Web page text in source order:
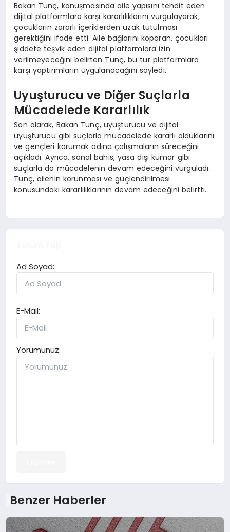
Bakan Tunç, konuşmasında aile yapısını tehdit eden
dijital platformlara karşı kararlılıklarını vurgulayarak,
çocukların zararlı içeriklerden uzak tutulması
gerektiğini ifade etti. Aile bağlarını koparan, çocukları
şiddete teşvik eden dijital platformlara izin
verilmeyeceğini belirten Tunç, bu tür platformlara
karşı yaptırımların uygulanacağını söyledi.
Uyuşturucu ve Diğer Suçlarla
Mücadelede Kararlılık
Son olarak, Bakan Tunç, uyuşturucu ve dijital
uyuşturucu gibi suçlarla mücadelede kararlı olduklarını
ve gençleri korumak adına çalışmaların süreceğini
açıkladı. Ayrıca, sanal bahis, yasa dışı kumar gibi
suçlarla da mücadelenin devam edeceğini vurguladı.
Tunç, ailenin korunması ve güçlendirilmesi
konusundaki kararlılıklarının devam edeceğini belirtti.
Ad Soyad:
E-Mail:
Yorumunuz:
Benzer Haberler